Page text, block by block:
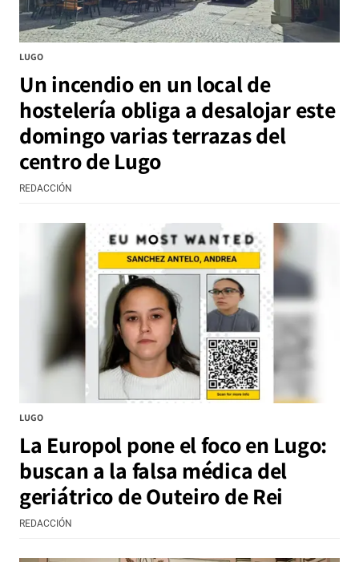
LUGO
Un incendio en un local de
hostelería obliga a desalojar este
domingo varias terrazas del
centro de Lugo
REDACCIÓN
LUGO
La Europol pone el foco en Lugo:
buscan a la falsa médica del
geriátrico de Outeiro de Rei
REDACCIÓN